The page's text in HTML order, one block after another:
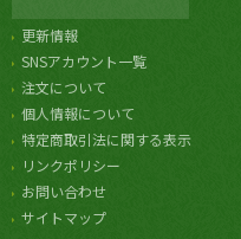
更新情報
SNSアカウント一覧
注文について
個人情報について
特定商取引法に関する表示
リンクポリシー
お問い合わせ
サイトマップ